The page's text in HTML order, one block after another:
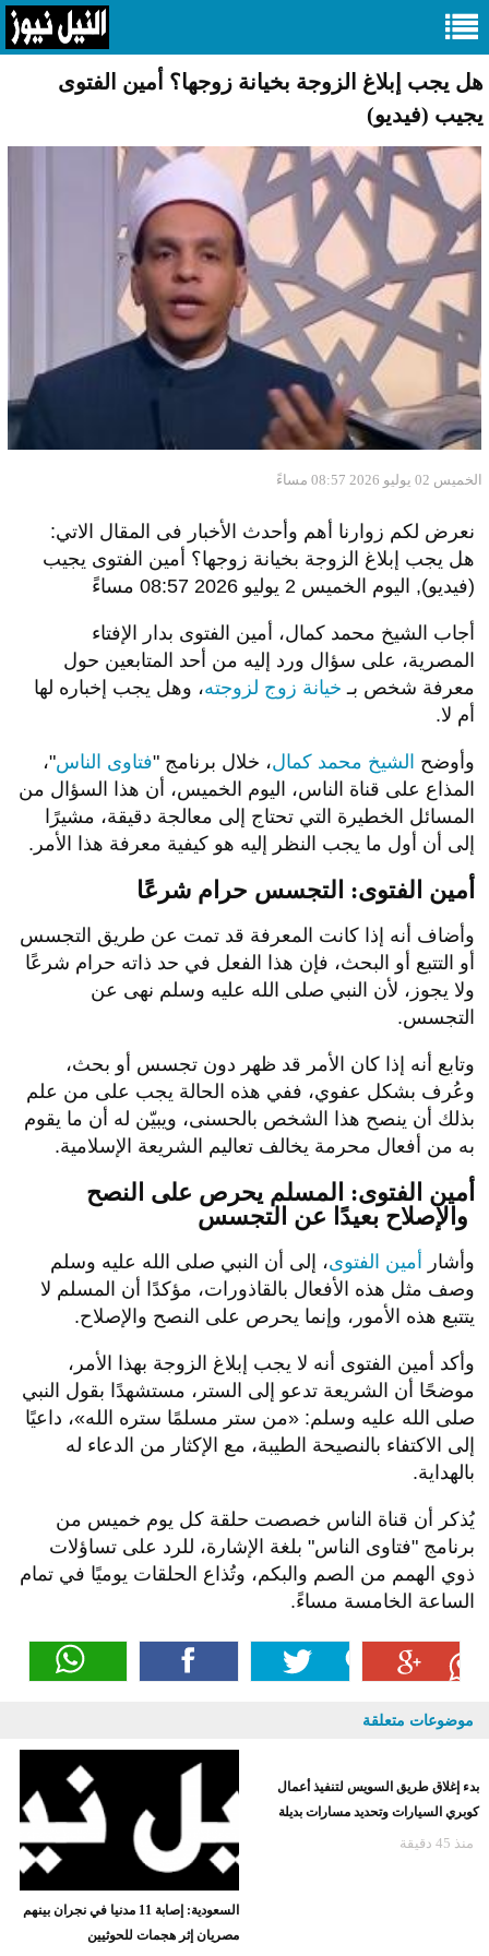
هل يجب إبلاغ الزوجة بخيانة زوجها؟ أمين الفتوى
يجيب (فيديو)
الخميس 02 يوليو 2026 08:57 مساءً
نعرض لكم زوارنا أهم وأحدث الأخبار فى المقال الاتي:
هل يجب إبلاغ الزوجة بخيانة زوجها؟ أمين الفتوى يجيب
(فيديو), اليوم الخميس 2 يوليو 2026 08:57 مساءً
أجاب الشيخ محمد كمال، أمين الفتوى بدار الإفتاء
المصرية، على سؤال ورد إليه من أحد المتابعين حول
معرفة شخص بـ خيانة زوج لزوجته، وهل يجب إخباره لها
أم لا.
وأوضح الشيخ محمد كمال، خلال برنامج "فتاوى الناس"،
المذاع على قناة الناس، اليوم الخميس، أن هذا السؤال من
المسائل الخطيرة التي تحتاج إلى معالجة دقيقة، مشيرًا
إلى أن أول ما يجب النظر إليه هو كيفية معرفة هذا الأمر.
أمين الفتوى: التجسس حرام شرعًا
وأضاف أنه إذا كانت المعرفة قد تمت عن طريق التجسس
أو التتبع أو البحث، فإن هذا الفعل في حد ذاته حرام شرعًا
ولا يجوز، لأن النبي صلى الله عليه وسلم نهى عن
التجسس.
وتابع أنه إذا كان الأمر قد ظهر دون تجسس أو بحث،
وعُرف بشكل عفوي، ففي هذه الحالة يجب على من علم
بذلك أن ينصح هذا الشخص بالحسنى، ويبيّن له أن ما يقوم
به من أفعال محرمة يخالف تعاليم الشريعة الإسلامية.
أمين الفتوى: المسلم يحرص على النصح
وأشار أمين الفتوى، إلى أن النبي صلى الله عليه وسلم
وصف مثل هذه الأفعال بالقاذورات، مؤكدًا أن المسلم لا
يتتبع هذه الأمور، وإنما يحرص على النصح والإصلاح.
وأكد أمين الفتوى أنه لا يجب إبلاغ الزوجة بهذا الأمر،
موضحًا أن الشريعة تدعو إلى الستر، مستشهدًا بقول النبي
صلى الله عليه وسلم: «من ستر مسلمًا ستره الله»، داعيًا
إلى الاكتفاء بالنصيحة الطيبة، مع الإكثار من الدعاء له
بالهداية.
يُذكر أن قناة الناس خصصت حلقة كل يوم خميس من
برنامج "فتاوى الناس" بلغة الإشارة، للرد على تساؤلات
ذوي الهمم من الصم والبكم، وتُذاع الحلقات يوميًا في تمام
الساعة الخامسة مساءً.
موضوعات متعلقة
بدء إغلاق طريق السويس لتنفيذ أعمال
كوبري السيارات وتحديد مسارات بديلة
منذ 45 دقيقة
السعودية: إصابة 11 مدنيا في نجران بينهم
مصريان إثر هجمات للحوثيين